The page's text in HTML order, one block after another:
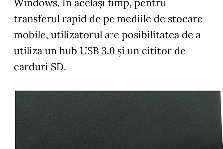
Windows. În acelaşi timp, pentru
transferul rapid de pe mediile de stocare
mobile, utilizatorul are posibilitatea de a
utiliza un hub USB 3.0 și un cititor de
carduri SD.